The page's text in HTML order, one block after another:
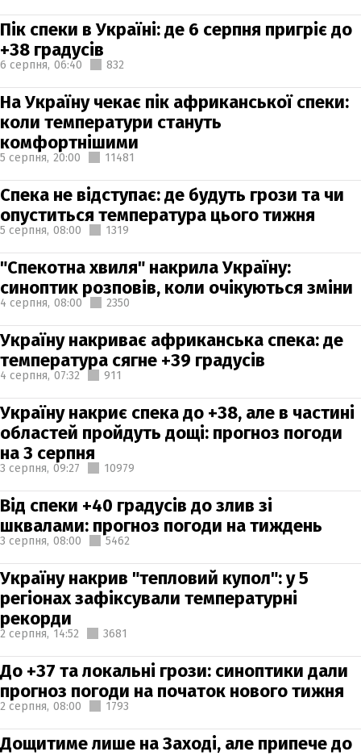
Пік спеки в Україні: де 6 серпня пригріє до
+38 градусів
6 серпня, 06:40 832
На Україну чекає пік африканської спеки:
коли температури стануть
комфортнішими
5 серпня, 20:00 11481
Спека не відступає: де будуть грози та чи
опуститься температура цього тижня
5 серпня, 08:00 1319
"Спекотна хвиля" накрила Україну:
синоптик розповів, коли очікуються зміни
4 серпня, 08:00 2350
Україну накриває африканська спека: де
температура сягне +39 градусів
4 серпня, 07:32 911
Україну накриє спека до +38, але в частині
областей пройдуть дощі: прогноз погоди
на 3 серпня
3 серпня, 09:27 10979
Від спеки +40 градусів до злив зі
шквалами: прогноз погоди на тиждень
3 серпня, 08:00 5462
Україну накрив "тепловий купол": у 5
регіонах зафіксували температурні
рекорди
2 серпня, 14:52 3681
До +37 та локальні грози: синоптики дали
прогноз погоди на початок нового тижня
2 серпня, 08:00 1793
Дощитиме лише на Заході, але припече до